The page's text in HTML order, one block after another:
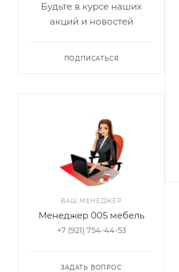
Будьте в курсе наших
акций и новостей
ПОДПИСАТЬСЯ
ВАШ МЕНЕДЖЕР
Менеджер 005 мебель
+7 (921) 754-44-53
ЗАДАТЬ ВОПРОС